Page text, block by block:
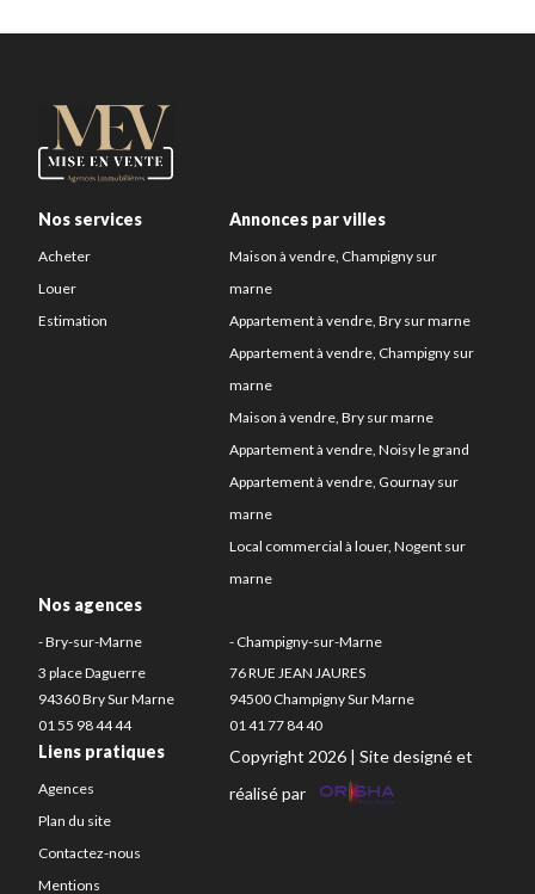
Nos services
Acheter
Louer
Estimation
Annonces par villes
Maison à vendre, Champigny sur
marne
Appartement à vendre, Bry sur marne
Appartement à vendre, Champigny sur
marne
Maison à vendre, Bry sur marne
Appartement à vendre, Noisy le grand
Appartement à vendre, Gournay sur
marne
Local commercial à louer, Nogent sur
marne
Nos agences
- Bry-sur-Marne
3 place Daguerre
94360 Bry Sur Marne
01 55 98 44 44
- Champigny-sur-Marne
76 RUE JEAN JAURES
94500 Champigny Sur Marne
01 41 77 84 40
Liens pratiques
Agences
Plan du site
Contactez-nous
Mentions
Copyright 2026 | Site designé et
réalisé par